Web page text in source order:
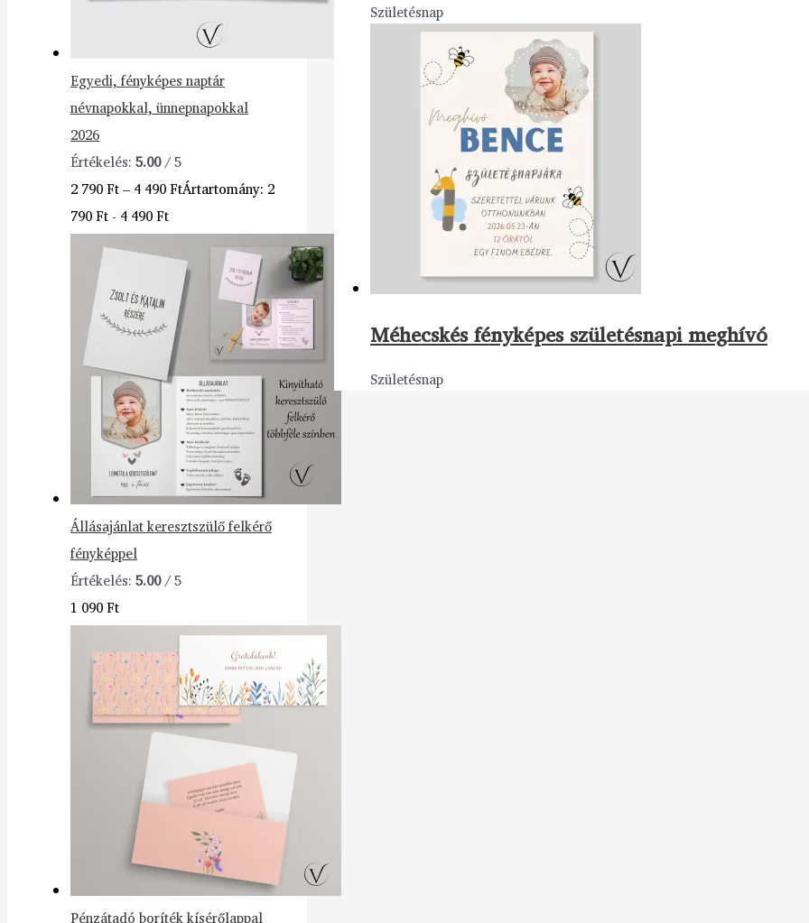
Egyedi, fényképes naptár
névnapokkal, ünnepnapokkal
2026
Értékelés: 5.00/ 5
2 790Ft– 4 490FtÁrtartomány: 2
790 Ft - 4 490 Ft
Állásajánlat keresztszülő felkérő
fényképpel
Értékelés: 5.00/ 5
1 090Ft
Pénzátadó boríték kísérőlappal
Születésnap
Méhecskés fényképes születésnapi meghívó
Születésnap